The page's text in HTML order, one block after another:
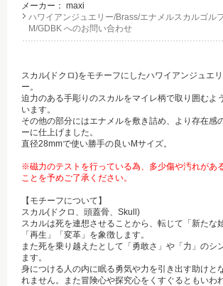
メーカー： maxi
ハワイアンジュエリー/Brass/エナメルスカルゴル
M/GDBK へのお問い合わせ
スカル(ドクロ)をモチーフにしたハワイアンジュエ
ー。
迫力のある手彫りのスカルをマイレ柄で取り囲むよ
います。
その他の部分にはエナメルを敷き詰め、より存在感
ーに仕上げました。
直径28mmで使い勝手の良いMサイズ。
※磁力のテストを行っている為、多少傷や汚れがあ
ことを予めご了承ください。
【モチーフについて】
スカル(ドクロ、頭蓋骨、Skull)
スカルは死を連想させることから、転じて「新たな
「再生」「変革」を象徴します。
また死を乗り越えたとして「勇敢さ」や「力」のシ
ます。
身につける人の内に眠る勇気や力を引き出す助けと
れません。また冒険心や探究心をくすぐるともいわ